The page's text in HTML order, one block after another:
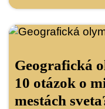
Geografická
10 otázok o
mestách